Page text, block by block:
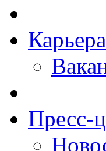
Карьера
Пресс-